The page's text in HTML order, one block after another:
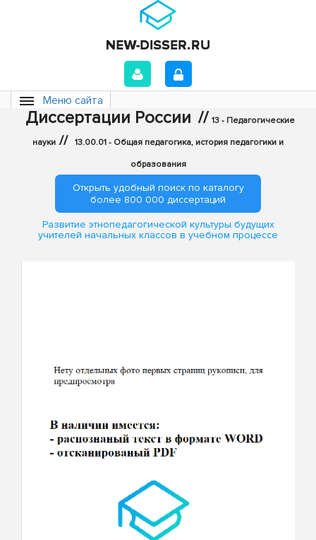
Меню сайта
Диссертации России // 13 - Педагогические
науки // 13.00.01 - Общая педагогика, история педагогики и
образования
Открыть удобный поиск по каталогу
более 800 000 диссертаций
Развитие этнопедагогической культуры будущих
учителей начальных классов в учебном процессе